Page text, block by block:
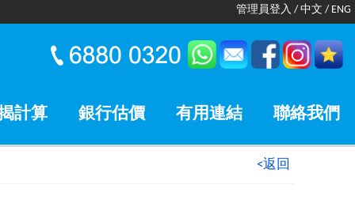
管理員登入 / 中文 / ENG
計算 銀行估價 有用連結 聯絡我們
<返回